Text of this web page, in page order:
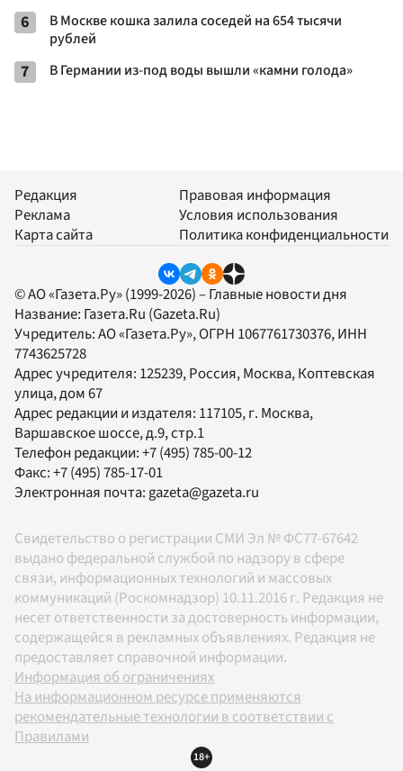
6
В Москве кошка залила соседей на 654 тысячи
рублей
7 В Германии из-под воды вышли «камни голода»
Редакция
Реклама
Карта сайта
Правовая информация
Условия использования
Политика конфиденциальности
© АО «Газета.Ру» (1999-2026) – Главные новости дня
Название: Газета.Ru (Gazeta.Ru)
Учредитель:АО «Газета.Ру», ОГРН 1067761730376, ИНН
7743625728
Адрес учредителя: 125239, Россия, Москва, Коптевская
улица, дом 67
Адрес редакции и издателя: 117105, г. Москва,
Варшавское шоссе, д.9, стр.1
Телефон редакции:+7 (495) 785-00-12
Факс:+7 (495) 785-17-01
Электронная почта:gazeta@gazeta.ru
Свидетельство о регистрации СМИ Эл № ФС77-67642
выдано федеральной службой по надзору в сфере
связи, информационных технологий и массовых
коммуникаций (Роскомнадзор) 10.11.2016 г. Редакция не
несет ответственности за достоверность информации,
содержащейся в рекламных объявлениях. Редакция не
предоставляет справочной информации.
Информация об ограничениях
На информационном ресурсе применяются
рекомендательные технологии в соответствии с
Правилами
18+